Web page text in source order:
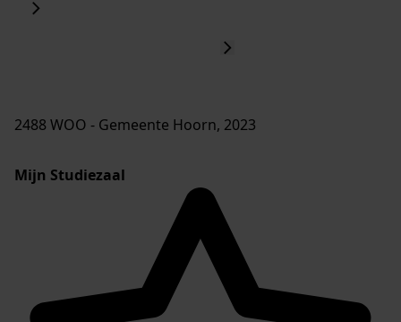
2488 WOO - Gemeente Hoorn, 2023
Mijn Studiezaal